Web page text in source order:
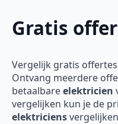
Gratis
Vergelijk gratis
Ontvang meerdere
betaalbareelektricien
vergelijken kun je de
elektriciens